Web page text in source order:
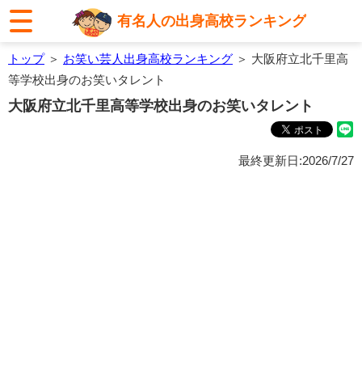
有名人の出身高校ランキング
トップ＞ お笑い芸人出身高校ランキング ＞ 大阪府立北千里高
等学校出身のお笑いタレント
大阪府立北千里高等学校出身のお笑いタレント
最終更新日:2026/7/27